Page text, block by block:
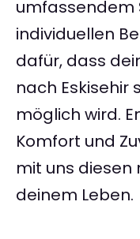
umfassendem
individuellen
dafür, dass
nach Eskisehir
möglich wird.
Komfort und
mit uns diesen
deinem Leben.